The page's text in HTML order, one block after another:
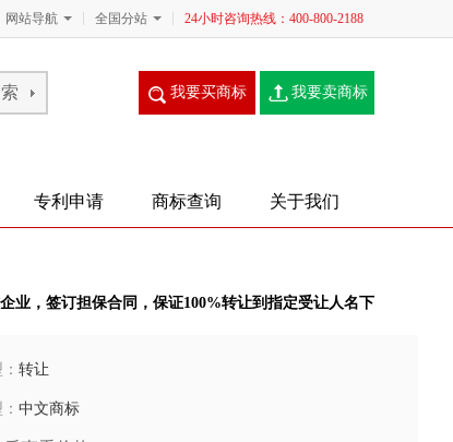
网站导航 全国分站 24小时咨询热线：400-800-2188
我要买商标 我要卖商标
专利申请 商标查询 关于我们
业，签订担保合同，保证100%转让到指定受让人名下
转让
中文商标